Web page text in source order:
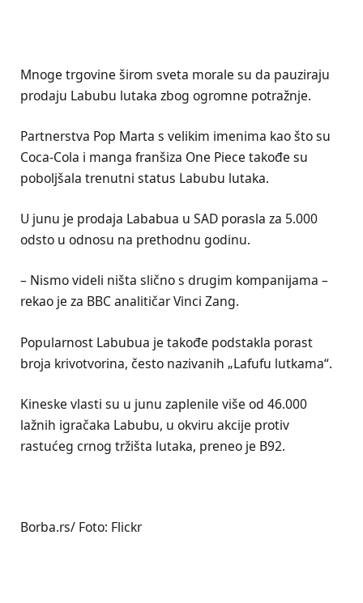
Mnoge trgovine širom sveta morale su da pauziraju
prodaju Labubu lutaka zbog ogromne potražnje.
Partnerstva Pop Marta s velikim imenima kao što su
Coca-Cola i manga franšiza One Piece takođe su
poboljšala trenutni status Labubu lutaka.
U junu je prodaja Lababua u SAD porasla za 5.000
odsto u odnosu na prethodnu godinu.
– Nismo videli ništa slično s drugim kompanijama –
rekao je za BBC analitičar Vinci Zang.
Popularnost Labubua je takođe podstakla porast
broja krivotvorina, često nazivanih „Lafufu lutkama“.
Kineske vlasti su u junu zaplenile više od 46.000
lažnih igračaka Labubu, u okviru akcije protiv
rastućeg crnog tržišta lutaka, preneo je B92.
Borba.rs/ Foto: Flickr